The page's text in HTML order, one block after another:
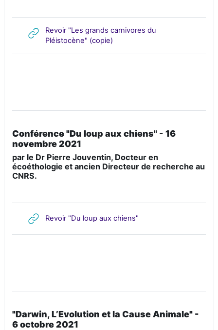
Revoir "Les grands carnivores du
Pléistocène" (copie)
Conférence "Du loup aux chiens" - 16
novembre 2021
par le Dr Pierre Jouventin, Docteur en
écoéthologie et ancien Directeur de recherche au
CNRS.
Revoir "Du loup aux chiens"
"Darwin, L’Evolution et la Cause Animale" -
6 octobre 2021